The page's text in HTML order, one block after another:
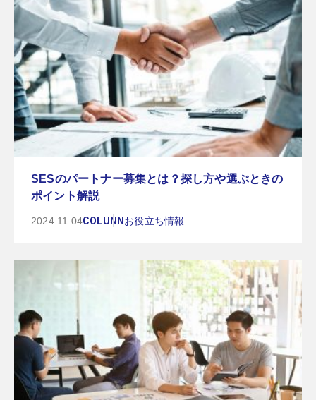
SESのパートナー募集とは？探し方や選ぶときの
ポイント解説
2024.11.04COLUNNお役立ち情報